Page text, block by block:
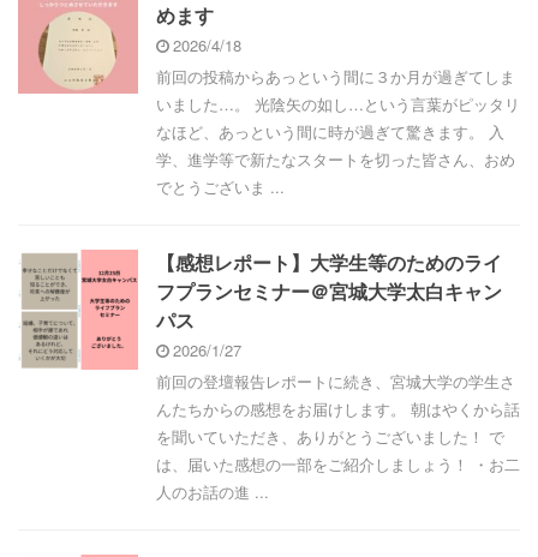
めます
2026/4/18
前回の投稿からあっという間に３か月が過ぎてしま
いました…。 光陰矢の如し…という言葉がピッタリ
なほど、あっという間に時が過ぎて驚きます。 入
学、進学等で新たなスタートを切った皆さん、おめ
でとうございま ...
【感想レポート】大学生等のためのライ
フプランセミナー＠宮城大学太白キャン
パス
2026/1/27
前回の登壇報告レポートに続き、宮城大学の学生さ
んたちからの感想をお届けします。 朝はやくから話
を聞いていただき、ありがとうございました！ で
は、届いた感想の一部をご紹介しましょう！ ・お二
人のお話の進 ...